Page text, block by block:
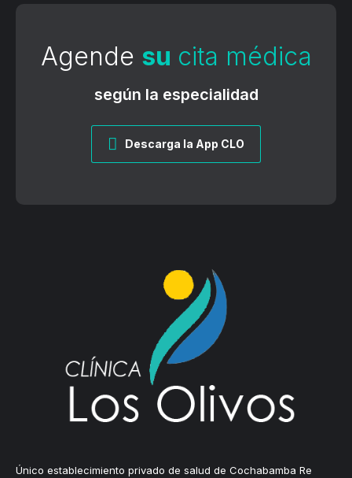
Agende su cita médica
según la especialidad
Descarga la App CLO
Único establecimiento privado de salud de Cochabamba Re